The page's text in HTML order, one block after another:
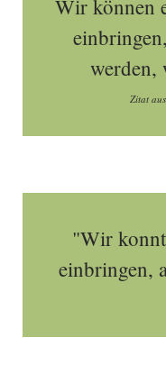
Wir können
werden,
Zitat
"Wir
einbringen,